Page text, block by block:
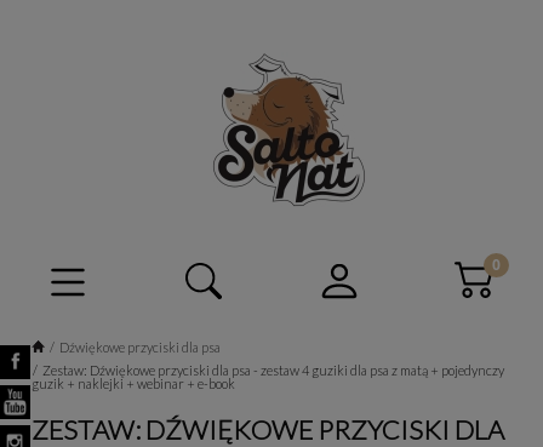
Dźwiękowe przyciski dla psa
Zestaw: Dźwiękowe przyciski dla psa - zestaw 4 guziki dla psa z matą + pojedynczy
guzik + naklejki + webinar + e-book
ZESTAW: DŹWIĘKOWE PRZYCISKI DLA